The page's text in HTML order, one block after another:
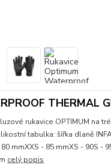
THERMAL
rukavice OPTIMUM na
tabulka: šířka dlaně
mmXXS - 85 mmXS - 90S -
celý popis